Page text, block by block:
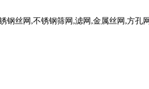
钢丝网,不锈钢筛网,滤网,金属丝网,方孔